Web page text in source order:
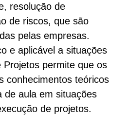
resolução de
de riscos, que são
pelas empresas.
e aplicável a situações
Projetos permite que os
conhecimentos teóricos
de aula em situações
de projetos.